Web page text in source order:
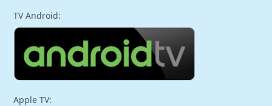
TV Android:
Apple TV: